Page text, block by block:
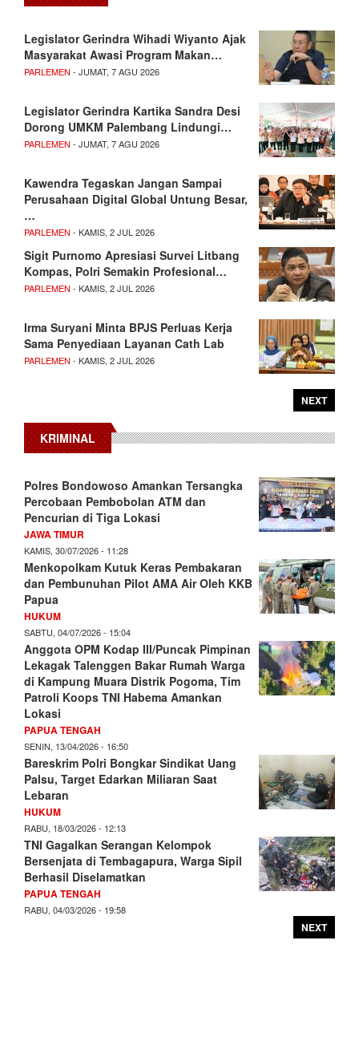
Legislator Gerindra Wihadi Wiyanto Ajak
Masyarakat Awasi Program Makan…
PARLEMEN - JUMAT, 7 AGU 2026
Legislator Gerindra Kartika Sandra Desi
Dorong UMKM Palembang Lindungi…
PARLEMEN - JUMAT, 7 AGU 2026
Kawendra Tegaskan Jangan Sampai
Perusahaan Digital Global Untung Besar,
…
PARLEMEN - KAMIS, 2 JUL 2026
Sigit Purnomo Apresiasi Survei Litbang
Kompas, Polri Semakin Profesional…
PARLEMEN - KAMIS, 2 JUL 2026
Irma Suryani Minta BPJS Perluas Kerja
Sama Penyediaan Layanan Cath Lab
PARLEMEN - KAMIS, 2 JUL 2026
NEXT
KRIMINAL
Polres Bondowoso Amankan Tersangka
Percobaan Pembobolan ATM dan
Pencurian di Tiga Lokasi
JAWA TIMUR
KAMIS, 30/07/2026 - 11:28
Menkopolkam Kutuk Keras Pembakaran
dan Pembunuhan Pilot AMA Air Oleh KKB
Papua
HUKUM
SABTU, 04/07/2026 - 15:04
Anggota OPM Kodap III/Puncak Pimpinan
Lekagak Talenggen Bakar Rumah Warga
di Kampung Muara Distrik Pogoma, Tim
Patroli Koops TNI Habema Amankan
Lokasi
PAPUA TENGAH
SENIN, 13/04/2026 - 16:50
Bareskrim Polri Bongkar Sindikat Uang
Palsu, Target Edarkan Miliaran Saat
Lebaran
HUKUM
RABU, 18/03/2026 - 12:13
TNI Gagalkan Serangan Kelompok
Bersenjata di Tembagapura, Warga Sipil
Berhasil Diselamatkan
PAPUA TENGAH
RABU, 04/03/2026 - 19:58
NEXT